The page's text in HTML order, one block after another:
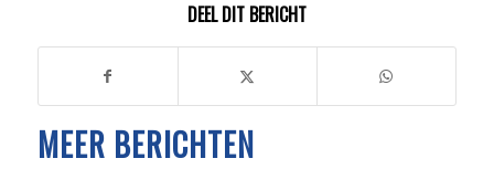
DEEL DIT BERICHT
MEER BERICHTEN